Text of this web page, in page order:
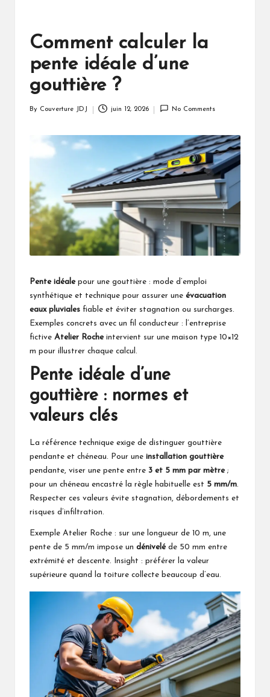
Comment calculer la
pente idéale d’une
gouttière ?
By Couverture JDJ juin 12, 2026 No Comments
Pente idéalepour une gouttière : mode d’emploi
synthétique et technique pour assurer une évacuation
eaux pluviales fiable et éviter stagnation ou surcharges.
Exemples concrets avec un fil conducteur : l’entreprise
fictive Atelier Rocheintervient sur une maison type 10×12
m pour illustrer chaque calcul.
Pente idéale d’une
gouttière : normes et
valeurs clés
La référence technique exige de distinguer gouttière
pendante et chéneau. Pour une installation gouttière
pendante, viser une pente entre 3 et 5 mm par mètre;
pour un chéneau encastré la règle habituelle est 5 mm/m.
Respecter ces valeurs évite stagnation, débordements et
risques d’infiltration.
Exemple Atelier Roche : sur une longueur de 10 m, une
pente de 5 mm/m impose un déniveléde 50 mm entre
extrémité et descente. Insight : préférer la valeur
supérieure quand la toiture collecte beaucoup d’eau.